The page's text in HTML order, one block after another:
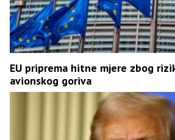
EU priprema hitne mjere zbog
avionskog goriva